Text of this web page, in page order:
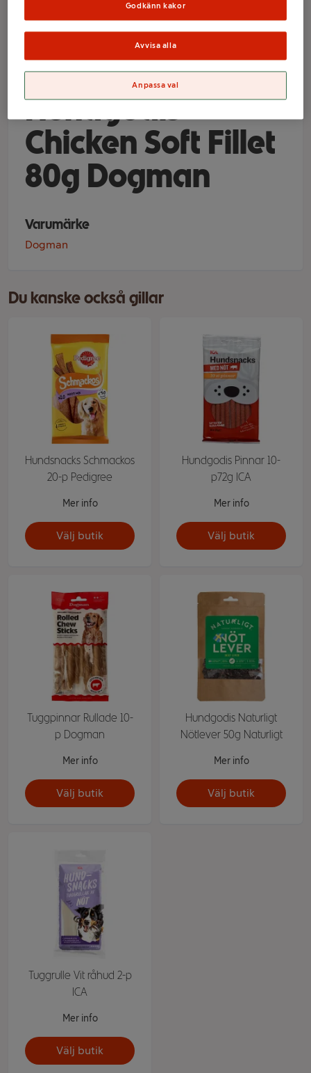
Hundgodis
Chicken Soft Fillet
80g Dogman
Varumärke
Dogman
Välj butik och handla
Du kanske också gillar
Hundsnacks Schmackos
20-p Pedigree
Mer info
Välj butik
Hundgodis Pinnar 10-
p72g ICA
Mer info
Välj butik
Tuggpinnar Rullade 10-
p Dogman
Mer info
Välj butik
Hundgodis Naturligt
Nötlever 50g Naturligt
Mer info
Välj butik
Tuggrulle Vit råhud 2-p
ICA
Mer info
Välj butik
Godkänn kakor
Avvisa alla
Anpassa val